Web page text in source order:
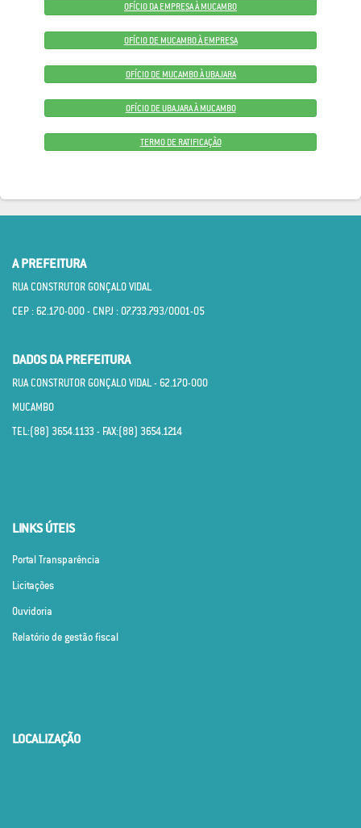
OFÍCIO DA EMPRESA À MUCAMBO
OFÍCIO DE MUCAMBO À EMPRESA
OFÍCIO DE MUCAMBO À UBAJARA
OFÍCIO DE UBAJARA À MUCAMBO
TERMO DE RATIFICAÇÃO
A PREFEITURA
RUA CONSTRUTOR GONÇALO VIDAL
CEP : 62.170­-000 - CNPJ : 07.733.793/0001­-05
DADOS DA PREFEITURA
RUA CONSTRUTOR GONÇALO VIDAL - 62.170­-000
MUCAMBO
TEL:(88) 3654.1133 - FAX:(88) 3654.1214
LINKS ÚTEIS
Portal Transparência
Licitações
Ouvidoria
Relatório de gestão fiscal
LOCALIZAÇÃO